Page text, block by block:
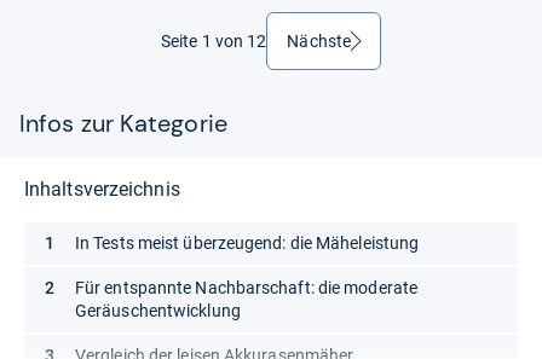
Seite 1 von 12 Nächsteweiter
Infos zur Kategorie
Inhaltsverzeichnis
In Tests meist überzeugend: die Mäheleistung
Für entspannte Nachbarschaft: die moderate
Geräuschentwicklung